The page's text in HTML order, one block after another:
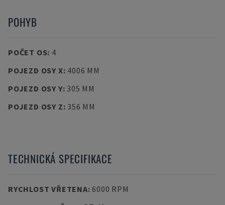
POHYB
POČET OS: 4
POJEZD OSY X: 4006 MM
POJEZD OSY Y: 305 MM
POJEZD OSY Z: 356 MM
TECHNICKÁ SPECIFIKACE
RYCHLOST VŘETENA: 6000 RPM